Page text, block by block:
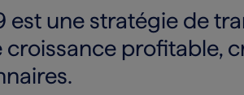
est une stratégie de
croissance profitable,